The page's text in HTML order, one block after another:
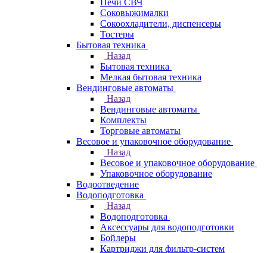
Печи СВЧ
Соковыжималки
Сокоохладители, диспенсеры
Тостеры
Бытовая техника
Назад
Бытовая техника
Мелкая бытовая техника
Вендинговые автоматы
Назад
Вендинговые автоматы
Комплекты
Торговые автоматы
Весовое и упаковочное оборудование
Назад
Весовое и упаковочное оборудование
Упаковочное оборудование
Водоотведение
Водоподготовка
Назад
Водоподготовка
Аксессуары для водоподготовки
Бойлеры
Картриджи для фильтр-систем